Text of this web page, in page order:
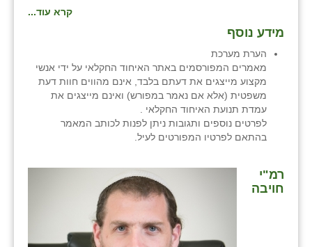
קרא עוד...
מידע נוסף
הערת מערכת
מאמרים המפורסמים באתר האיחוד החקלאי על ידי אנשי
מקצוע מייצגים את דעתם בלבד, אינם מהווים חוות דעת
משפטית (אלא אם נאמר במפורש) ואינם מייצגים את
עמדת תנועת האיחוד החקלאי .
לפרטים נוספים ותגובות ניתן לפנות לכותב המאמר
בהתאם לפרטיו המפורטים לעיל.
רמ"י
חויבה